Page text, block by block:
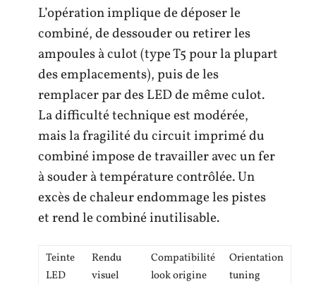
L’opération implique de déposer le
combiné, de dessouder ou retirer les
ampoules à culot (type T5 pour la plupart
des emplacements), puis de les
remplacer par des LED de même culot.
La difficulté technique est modérée,
mais la fragilité du circuit imprimé du
combiné impose de travailler avec un fer
à souder à température contrôlée. Un
excès de chaleur endommage les pistes
et rend le combiné inutilisable.
Teinte
LED
Rendu
visuel
Compatibilité
look origine
Orientation
tuning